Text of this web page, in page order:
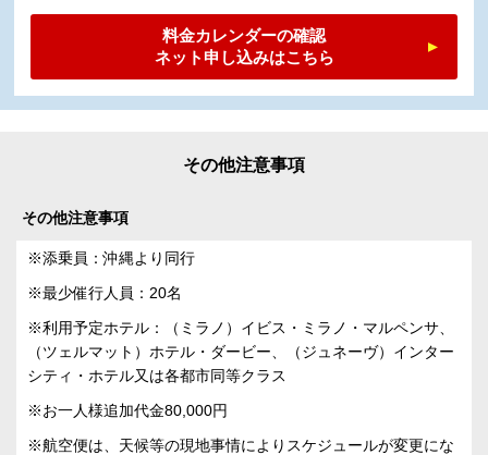
料金カレンダーの確認
ネット申し込みはこちら
その他注意事項
※添乗員：沖縄より同行
※最少催行人員：20名
※利用予定ホテル：（ミラノ）イビス・ミラノ・マルペンサ、
（ツェルマット）ホテル・ダービー、（ジュネーヴ）インター
シティ・ホテル又は各都市同等クラス
※お一人様追加代金80,000円
※航空便は、天候等の現地事情によりスケジュールが変更にな